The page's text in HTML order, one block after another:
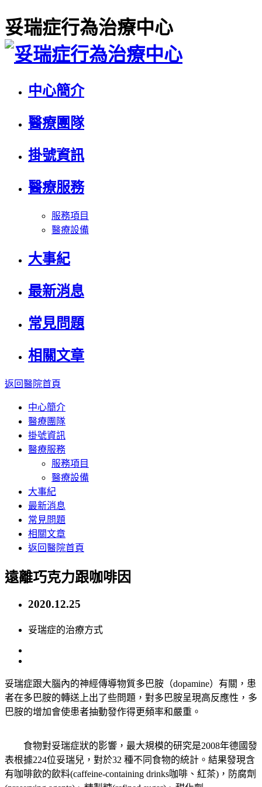
妥瑞症行為治療中心
中心簡介
醫療團隊
掛號資訊
醫療服務
服務項目
醫療設備
大事紀
最新消息
常見問題
相關文章
返回醫院首頁
中心簡介
醫療團隊
掛號資訊
醫療服務
服務項目
醫療設備
大事紀
最新消息
常見問題
相關文章
返回醫院首頁
遠離巧克力跟咖啡因
2020.12.25
妥瑞症的治療方式
妥瑞症跟大腦內的神經傳導物質多巴胺（dopamine）有關，患
者在多巴胺的轉送上出了些問題，對多巴胺呈現高反應性，多
巴胺的增加會使患者抽動發作得更頻率和嚴重。
食物對妥瑞症狀的影響，最大規模的研究是2008年德國發
表根據224位妥瑞兒，對於32 種不同食物的統計。結果發現含
有咖啡飲的飲料(caffeine-containing drinks咖啡、紅茶)，防腐劑